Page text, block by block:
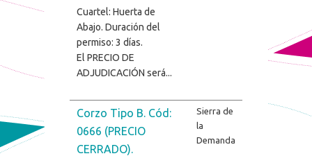
Cuartel: Huerta de
Abajo. Duración del
permiso: 3 días.
El PRECIO DE
ADJUDICACIÓN será...
Corzo Tipo B. Cód:
0666 (PRECIO
CERRADO).
Sierra de
la
Demanda